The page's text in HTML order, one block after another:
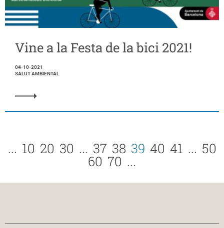
Vine a la Festa de la bici 2021!
04-10-2021
SALUT AMBIENTAL
... 10 20 30 ... 37 38 39 40 41 ... 50
60 70 ...